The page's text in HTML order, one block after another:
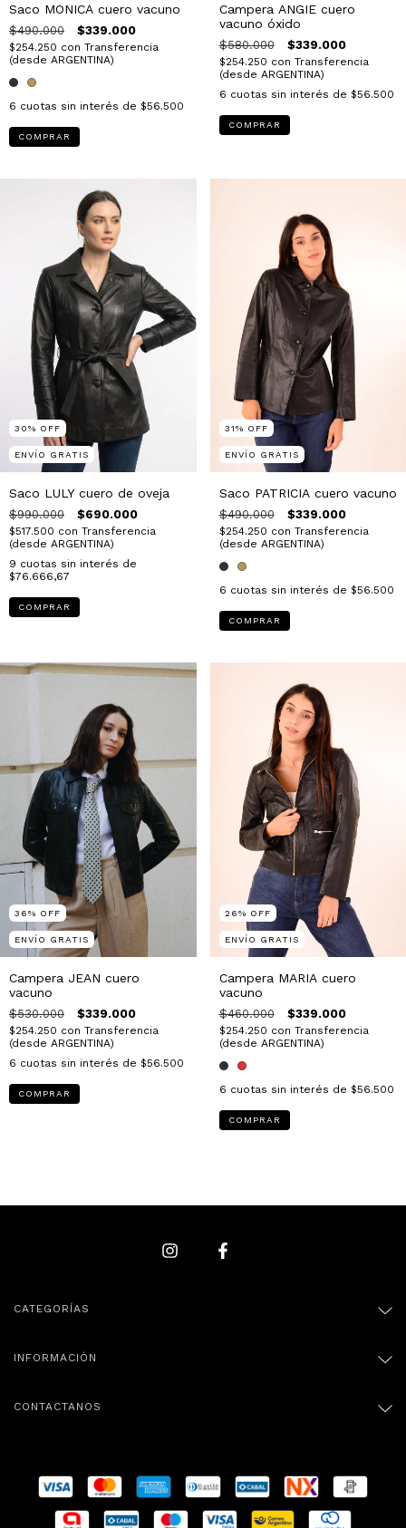
Saco MONICA cuero vacuno
$490.000 $339.000
$254.250 con Transferencia
(desde ARGENTINA)
6 cuotas sin interés de $56.500
COMPRAR
Campera ANGIE cuero
vacuno óxido
$580.000 $339.000
$254.250 con Transferencia
(desde ARGENTINA)
6 cuotas sin interés de $56.500
COMPRAR
30% OFF
ENVÍO GRATIS
Saco LULY cuero de oveja
$990.000 $690.000
$517.500 con Transferencia
(desde ARGENTINA)
9 cuotas sin interés de
$76.666,67
COMPRAR
31% OFF
ENVÍO GRATIS
Saco PATRICIA cuero vacuno
$490.000 $339.000
$254.250 con Transferencia
(desde ARGENTINA)
6 cuotas sin interés de $56.500
COMPRAR
36% OFF
ENVÍO GRATIS
Campera JEAN cuero
vacuno
$530.000 $339.000
$254.250 con Transferencia
(desde ARGENTINA)
6 cuotas sin interés de $56.500
COMPRAR
26% OFF
ENVÍO GRATIS
Campera MARIA cuero
vacuno
$460.000 $339.000
$254.250 con Transferencia
(desde ARGENTINA)
6 cuotas sin interés de $56.500
COMPRAR
CATEGORÍAS
INFORMACIÓN
CONTACTANOS